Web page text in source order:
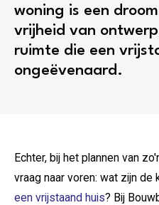
woning is een
vrijheid van
ruimte die een
ongeëvenaard.
Echter, bij het plannen van
vraag naar voren: wat zijn de
een vrijstaand huis? Bij